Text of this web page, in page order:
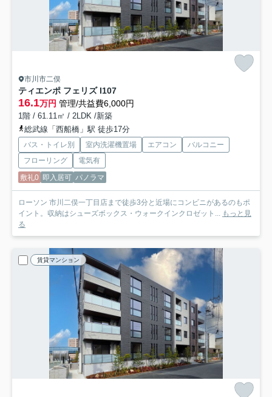
市川市二俣
ティエンポ フェリズ I107
16.1万円 管理/共益費6,000円
1階 / 61.11㎡ / 2LDK /新築
総武線「西船橋」駅 徒歩17分
バス・トイレ別 室内洗濯機置場 エアコン
バルコニー
フローリング
電気有
敷礼0 即入居可 パノラマ
ローソン 市川二俣一丁目店まで徒歩3分と近場にコンビニがあるのもポ
イント。収納はシューズボックス・ウォークインクロゼット... もっと見
る
賃貸マンション